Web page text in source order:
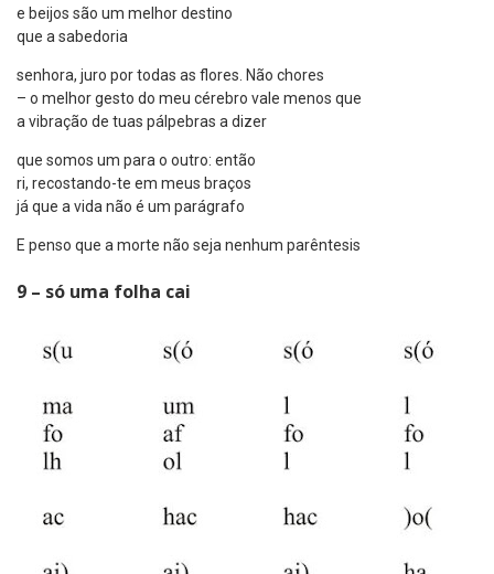
e beijos são um melhor destino
que a sabedoria
senhora, juro por todas as flores. Não chores
– o melhor gesto do meu cérebro vale menos que
a vibração de tuas pálpebras a dizer
que somos um para o outro: então
ri, recostando-te em meus braços
já que a vida não é um parágrafo
E penso que a morte não seja nenhum parêntesis
9 – só uma folha cai